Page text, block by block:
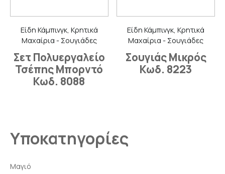
Είδη Κάμπινγκ, Κρητικά
Μαχαίρια - Σουγιάδες
Σετ Πολυεργαλείο
Τσέπης Μπορντό
Κωδ. 8088
Είδη Κάμπινγκ, Κρητικά
Μαχαίρια - Σουγιάδες
Σουγιάς Μικρός
Κωδ. 8223
Υποκατηγορίες
Μαγιό